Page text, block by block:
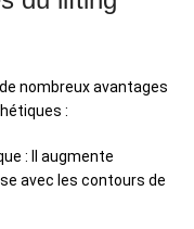
nombreux avantages
:
: Il augmente
avec les contours de